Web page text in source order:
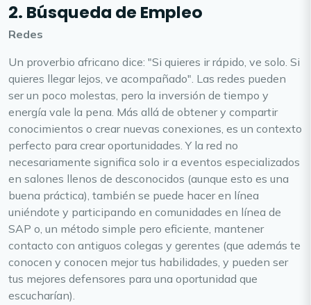
2. Búsqueda de Empleo
Redes
Un proverbio africano dice: "Si quieres ir rápido, ve solo. Si
quieres llegar lejos, ve acompañado". Las redes pueden
ser un poco molestas, pero la inversión de tiempo y
energía vale la pena. Más allá de obtener y compartir
conocimientos o crear nuevas conexiones, es un contexto
perfecto para crear oportunidades. Y la red no
necesariamente significa solo ir a eventos especializados
en salones llenos de desconocidos (aunque esto es una
buena práctica), también se puede hacer en línea
uniéndote y participando en comunidades en línea de
SAP o, un método simple pero eficiente, mantener
contacto con antiguos colegas y gerentes (que además te
conocen y conocen mejor tus habilidades, y pueden ser
tus mejores defensores para una oportunidad que
escucharían).